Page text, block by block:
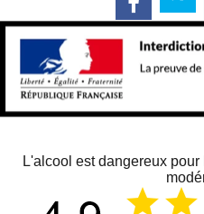
L'alcool est dangereux